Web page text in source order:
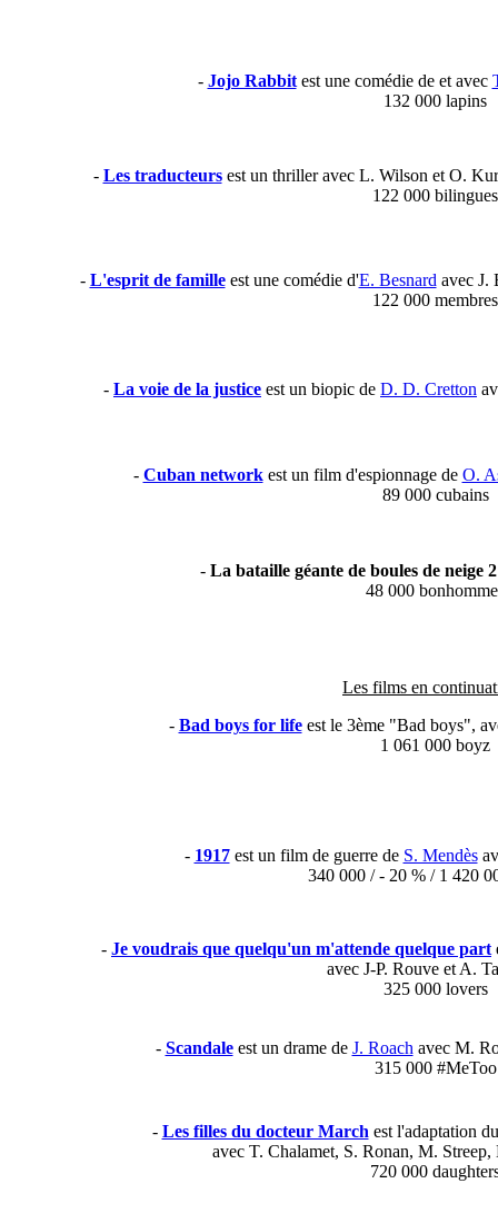
- Jojo Rabbit est une comédie de et avec
132 000 lapins
- Les traducteurs est un thriller avec L. Wilson et O.
122 000 bilingues
- L'esprit de famille est une comédie d'E. Besnard avec J.
122 000 membres
- La voie de la justice est un biopic de D. D. Cretton
- Cuban network est un film d'espionnage de O.
89 000 cubains
- La bataille géante de boules de neige
48 000
Les films en
- Bad boys for life est le 3ème "Bad boys",
1 061 000 boyz
- 1917est un film de guerre de S. Mendès
340 000 / - 20 % / 1 420
- Je voudrais que quelqu'un m'attende quelque part
avec J-P. Rouve et A.
325 000 lovers
- Scandale est un drame de J. Roach avec M.
315 000 #MeToo
- Les filles du docteur March est l'adaptation
avec T. Chalamet, S. Ronan, M.
720 000